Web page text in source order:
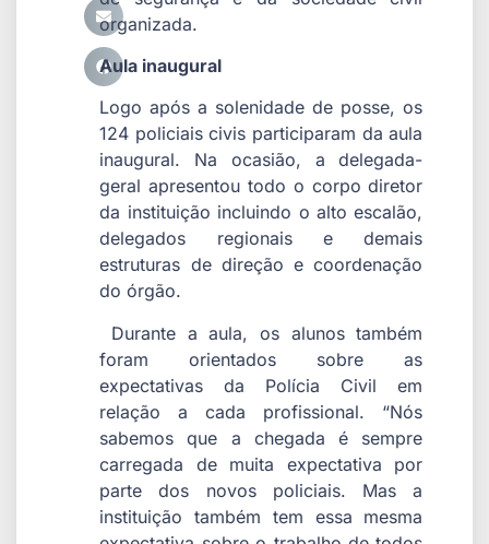
organizada.
Aula inaugural
Logo após a solenidade de posse, os
124 policiais civis participaram da aula
inaugural. Na ocasião, a delegada-
geral apresentou todo o corpo diretor
da instituição incluindo o alto escalão,
delegados regionais e demais
estruturas de direção e coordenação
do órgão.
Durante a aula, os alunos também
foram orientados sobre as
expectativas da Polícia Civil em
relação a cada profissional. “Nós
sabemos que a chegada é sempre
carregada de muita expectativa por
parte dos novos policiais. Mas a
instituição também tem essa mesma